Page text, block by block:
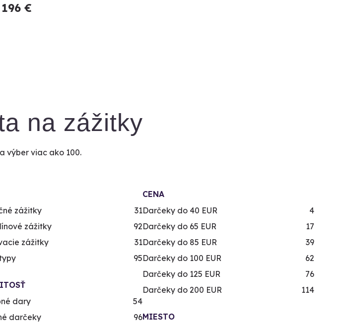
196 €
na zážitky
výber viac ako 100.
zážitky
31
zážitky
92
zážitky
31
95
dary
54
darčeky
96
CENA
Darčeky do 40 EUR
4
Darčeky do 65 EUR
17
Darčeky do 85 EUR
39
Darčeky do 100 EUR
62
Darčeky do 125 EUR
76
Darčeky do 200 EUR
114
MIESTO